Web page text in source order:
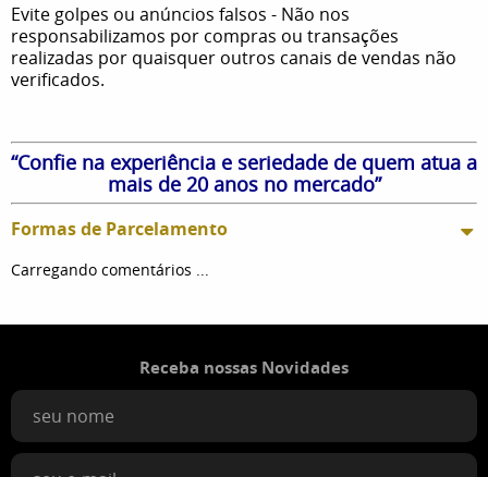
Evite golpes ou anúncios falsos - Não nos
responsabilizamos por compras ou transações
realizadas por quaisquer outros canais de vendas não
verificados.
“Confie na experiência e seriedade de quem atua a
mais de 20 anos no mercado”
Formas de Parcelamento
Carregando comentários ...
Receba nossas Novidades